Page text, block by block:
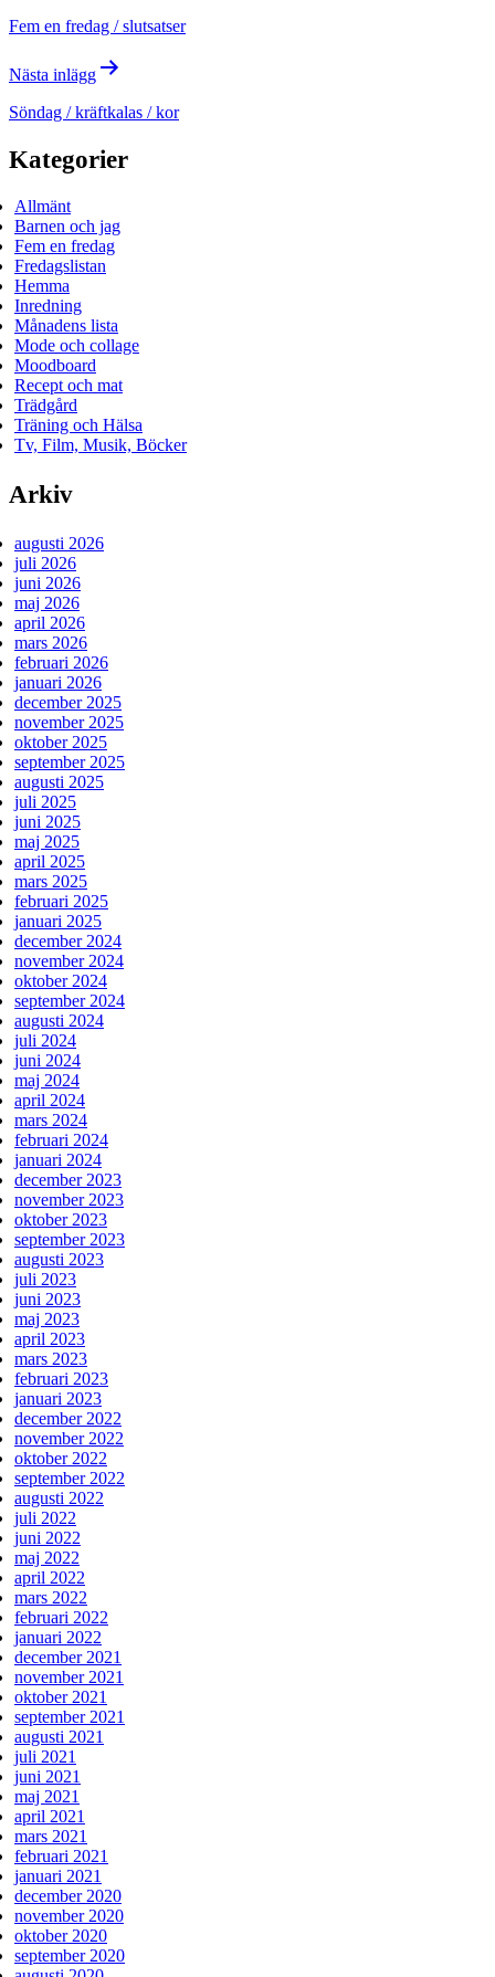
Fem en fredag / slutsatser
Nästa inlägg
Söndag / kräftkalas / kor
Kategorier
Allmänt
Barnen och jag
Fem en fredag
Fredagslistan
Hemma
Inredning
Månadens lista
Mode och collage
Moodboard
Recept och mat
Trädgård
Träning och Hälsa
Tv, Film, Musik, Böcker
Arkiv
augusti 2026
juli 2026
juni 2026
maj 2026
april 2026
mars 2026
februari 2026
januari 2026
december 2025
november 2025
oktober 2025
september 2025
augusti 2025
juli 2025
juni 2025
maj 2025
april 2025
mars 2025
februari 2025
januari 2025
december 2024
november 2024
oktober 2024
september 2024
augusti 2024
juli 2024
juni 2024
maj 2024
april 2024
mars 2024
februari 2024
januari 2024
december 2023
november 2023
oktober 2023
september 2023
augusti 2023
juli 2023
juni 2023
maj 2023
april 2023
mars 2023
februari 2023
januari 2023
december 2022
november 2022
oktober 2022
september 2022
augusti 2022
juli 2022
juni 2022
maj 2022
april 2022
mars 2022
februari 2022
januari 2022
december 2021
november 2021
oktober 2021
september 2021
augusti 2021
juli 2021
juni 2021
maj 2021
april 2021
mars 2021
februari 2021
januari 2021
december 2020
november 2020
oktober 2020
september 2020